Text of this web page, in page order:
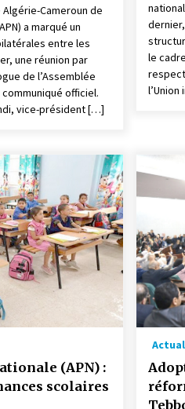
Cameroun de
a marqué un
entre les
une réunion par
de l’Assemblée
officiel.
vice-président […]
le
(APN) :
scolaires